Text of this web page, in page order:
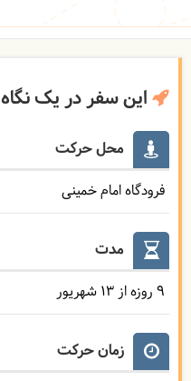
این سفر در یک نگاه
محل حرکت
فرودگاه امام خمینی
مدت
9 روزه از 13 شهریور
زمان حرکت